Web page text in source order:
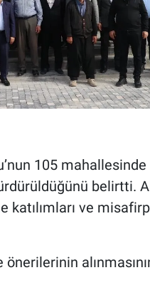
105 mahallesinde
belirtti.
katılımları ve